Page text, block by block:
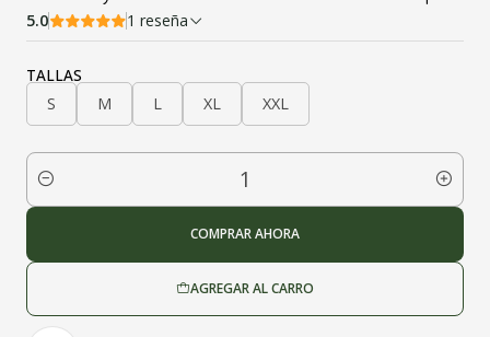
5.0 1 reseña
TALLAS
S
M L XL XXL
Cantidad
AGREGAR AL CARRO
COMPRAR AHORA